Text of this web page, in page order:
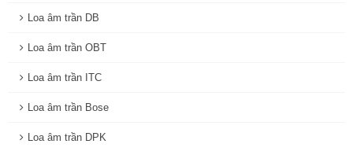
Loa âm trần DB
Loa âm trần OBT
Loa âm trần ITC
Loa âm trần Bose
Loa âm trần DPK